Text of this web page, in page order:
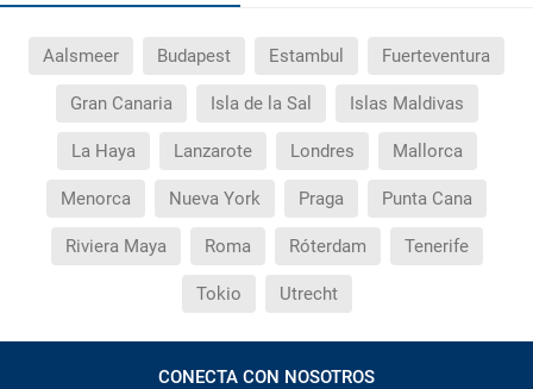
Si tengo los traslados incluidos, ¿dónde debo
dirigirme?
¿Incluye algún seguro de viaje mi reserva?
¿Cuáles son las condiciones generales en las
reservas de viajes?
¿Cuáles son los impuestos de entrada y salida del
Aalsmeer Budapest Estambul Fuerteventura
Gran Canaria Isla de la Sal Islas Maldivas
La Haya Lanzarote Londres Mallorca
Menorca Nueva York Praga Punta Cana
Riviera Maya Roma Róterdam Tenerife
Tokio Utrecht
CONECTA CON NOSOTROS